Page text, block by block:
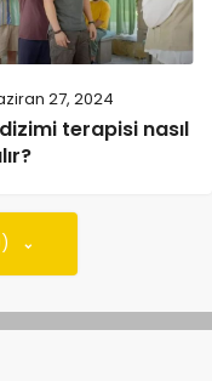
27, 2024
terapisi nasıl